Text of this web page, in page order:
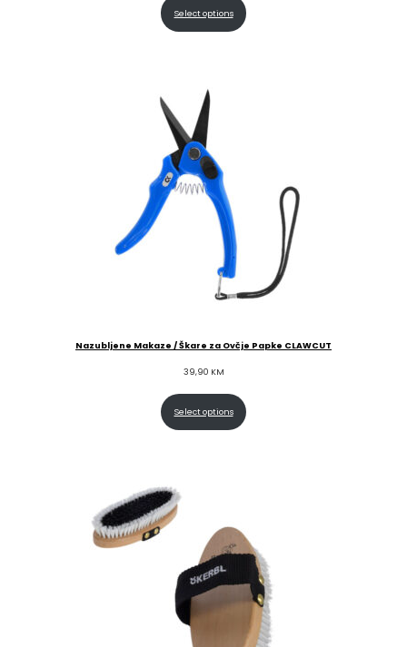
Select options
Nazubljene Makaze / Škare za Ovčje Papke CLAWCUT
39,90 KM
Select options